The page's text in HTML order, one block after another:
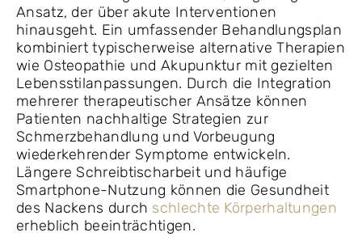
Ansatz, der über akute Interventionen
hinausgeht. Ein umfassender Behandlungsplan
kombiniert typischerweise alternative Therapien
wie Osteopathie und Akupunktur mit gezielten
Lebensstilanpassungen. Durch die Integration
mehrerer therapeutischer Ansätze können
Patienten nachhaltige Strategien zur
Schmerzbehandlung und Vorbeugung
wiederkehrender Symptome entwickeln.
Längere Schreibtischarbeit und häufige
Smartphone-Nutzung können die Gesundheit
des Nackens durch schlechte Körperhaltungen
erheblich beeinträchtigen.